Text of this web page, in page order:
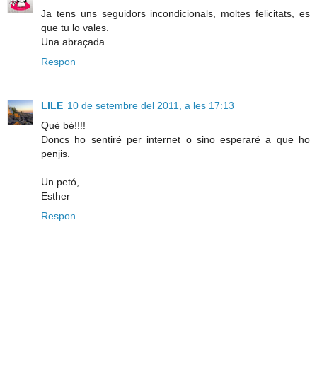
Ja tens uns seguidors incondicionals, moltes felicitats, es
que tu lo vales.
Una abraçada
Respon
LILE 10 de setembre del 2011, a les 17:13
Qué bé!!!!
Doncs ho sentiré per internet o sino esperaré a que ho
penjis.
Un petó,
Esther
Respon